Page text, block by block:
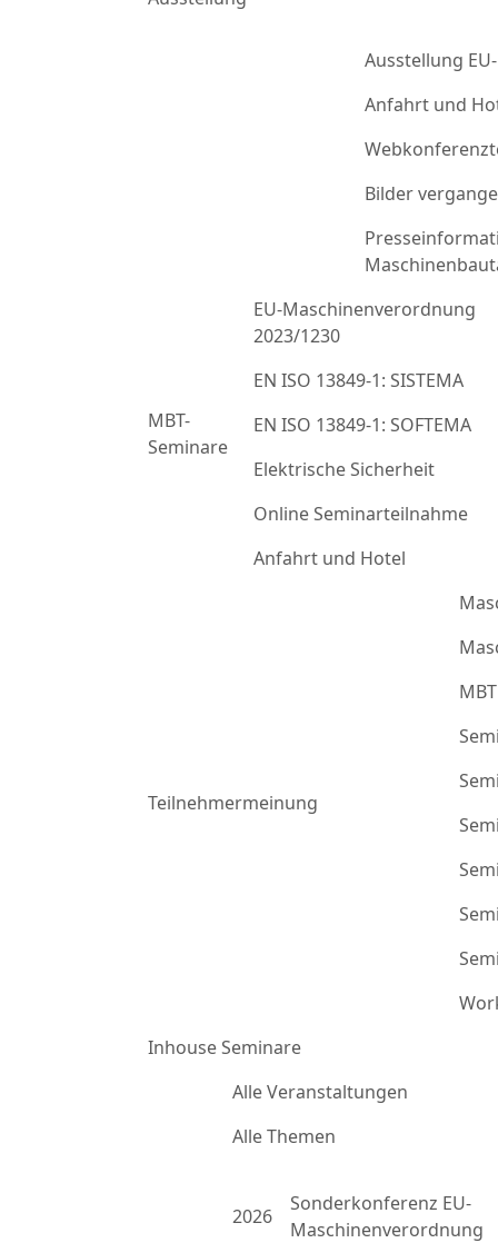
Ausstellung
Anfahrt und
Bilder
MBT-
Seminare
EU-Maschinenverordnung
2023/1230
EN ISO 13849-1: SISTEMA
EN ISO 13849-1: SOFTEMA
Elektrische Sicherheit
Online Seminarteilnahme
Anfahrt und Hotel
Teilnehmermeinung
Inhouse Seminare
Alle Veranstaltungen
Alle Themen
2026
Sonderkonferenz EU-
Maschinenverordnung